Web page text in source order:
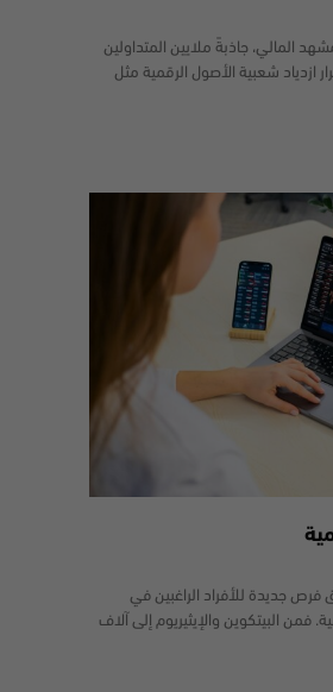
المالي، جاذبةً ملايين المتداولين
ازدياد شعبية الأصول الرقمية مثل
جديدة للأفراد الراغبين في
فمن البيتكوين والإيثيريوم إلى آلاف